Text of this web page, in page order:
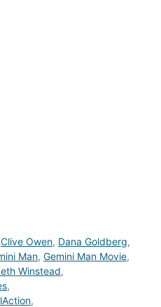
Clive Owen, Dana Goldberg,
Man, Gemini Man Movie,
Winstead,
,
,